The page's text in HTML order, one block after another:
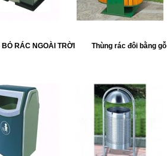
BỎ RÁC NGOÀI TRỜI Thùng rác đôi bằng gỗ